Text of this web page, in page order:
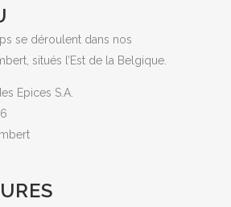
se déroulent dans nos
situés l’Est de la Belgique.
Epices S.A.